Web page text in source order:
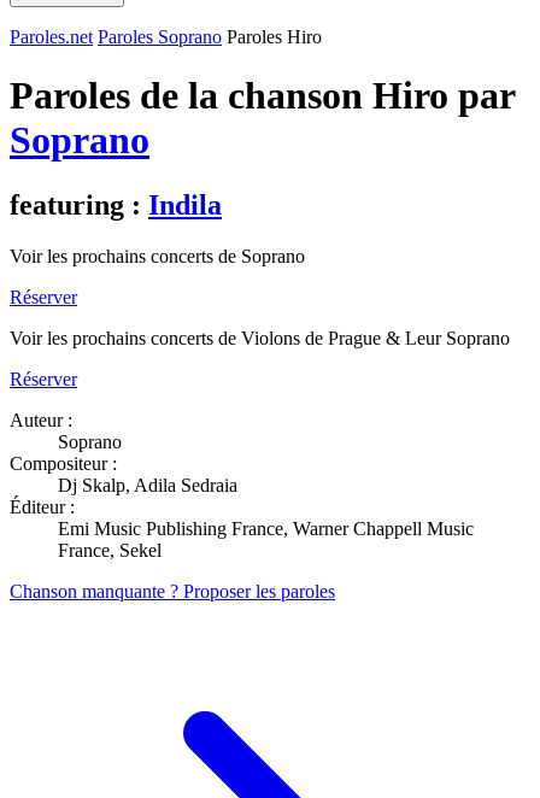
Paroles.net Paroles Soprano Paroles Hiro
Paroles de la chanson Hiro par
Soprano
featuring : Indila
Voir les prochains concerts de Soprano
Réserver
Voir les prochains concerts de Violons de Prague & Leur Soprano
Réserver
Auteur :
Soprano
Compositeur :
Dj Skalp, Adila Sedraia
Éditeur :
Emi Music Publishing France, Warner Chappell Music
France, Sekel
Chanson manquante ? Proposer les paroles